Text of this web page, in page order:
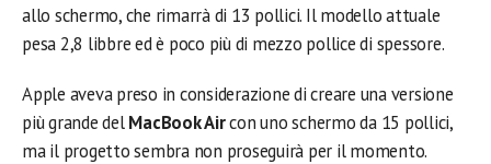
allo schermo, che rimarrà di 13 pollici. Il modello attuale
pesa 2,8 libbre ed è poco più di mezzo pollice di spessore.
Apple aveva preso in considerazione di creare una versione
più grande delMacBook Aircon uno schermo da 15 pollici,
ma il progetto sembra non proseguirà per il momento.